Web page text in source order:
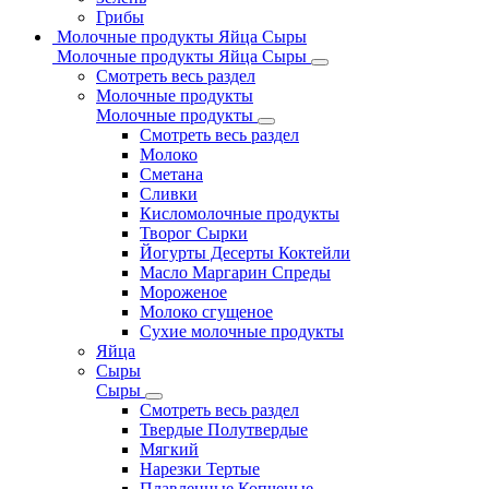
Грибы
Молочные продукты Яйца Сыры
Молочные продукты Яйца Сыры
Смотреть весь раздел
Молочные продукты
Молочные продукты
Смотреть весь раздел
Молоко
Сметана
Сливки
Кисломолочные продукты
Творог Сырки
Йогурты Десерты Коктейли
Масло Маргарин Спреды
Мороженое
Молоко сгущеное
Сухие молочные продукты
Яйца
Сыры
Сыры
Смотреть весь раздел
Твердые Полутвердые
Мягкий
Нарезки Тертые